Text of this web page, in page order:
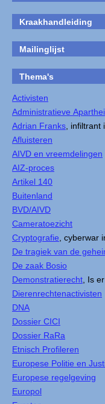
Kraakhandleiding
Mailinglijst
Thema's
Activisten
Administratieve
Adrian Franks ,
Afluisteren
AIVD en vreemdelingen
AIZ-proces
Artikel 140
Buitenland
BVD/AIVD
Cameratoezicht
Cryptografie , cyberwar
De tragiek van de
De zaak Bosio
Demonstratierecht , Is
Dierenrechtenactivisten
DNA
Dossier CICI
Dossier RaRa
Etnisch Profileren
Europese Politie en
Europese regelgeving
Europol